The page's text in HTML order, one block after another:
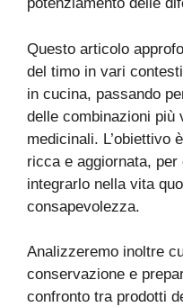
Questo articolo
del timo in vari
in cucina, passando
delle combinazioni più
medicinali. L’obiettivo
ricca e aggiornata,
integrarlo nella vita
consapevolezza.
Analizzeremo inoltre
conservazione e
confronto tra prodotti